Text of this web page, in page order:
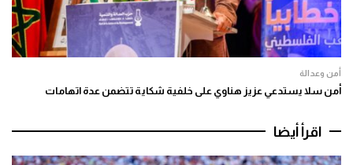
أمن وعدالة
أمن سلا يستدعي عزيز هناوي على خلفية شكاية تتضمن عدة اتهامات
اقرأ أيضا